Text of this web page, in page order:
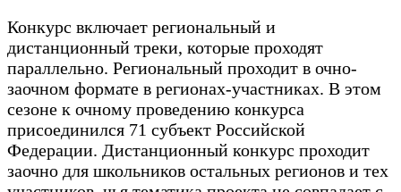
Конкурс включает региональный и
дистанционный треки, которые проходят
параллельно. Региональный проходит в очно-
заочном формате в регионах-участниках. В этом
сезоне к очному проведению конкурса
присоединился 71 субъект Российской
Федерации. Дистанционный конкурс проходит
заочно для школьников остальных регионов и тех